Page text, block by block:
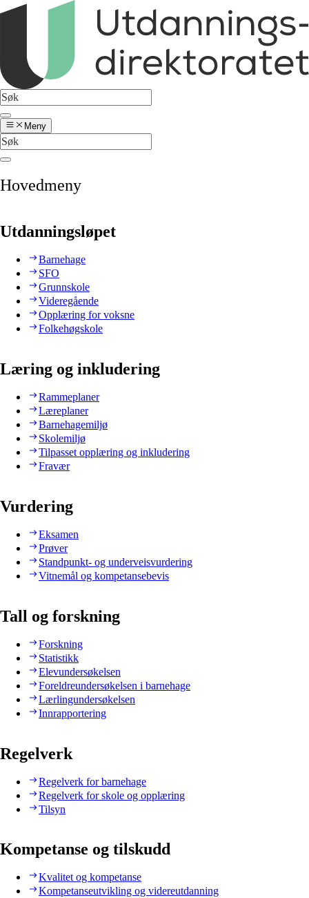
Meny
Hovedmeny
Utdanningsløpet
Barnehage
SFO
Grunnskole
Videregående
Opplæring for voksne
Folkehøgskole
Læring og inkludering
Rammeplaner
Læreplaner
Barnehagemiljø
Skolemiljø
Tilpasset opplæring og inkludering
Fravær
Vurdering
Eksamen
Prøver
Standpunkt- og underveisvurdering
Vitnemål og kompetansebevis
Tall og forskning
Forskning
Statistikk
Elevundersøkelsen
Foreldreundersøkelsen i barnehage
Lærlingundersøkelsen
Innrapportering
Regelverk
Regelverk for barnehage
Regelverk for skole og opplæring
Tilsyn
Kompetanse og tilskudd
Kvalitet og kompetanse
Kompetanseutvikling og videreutdanning